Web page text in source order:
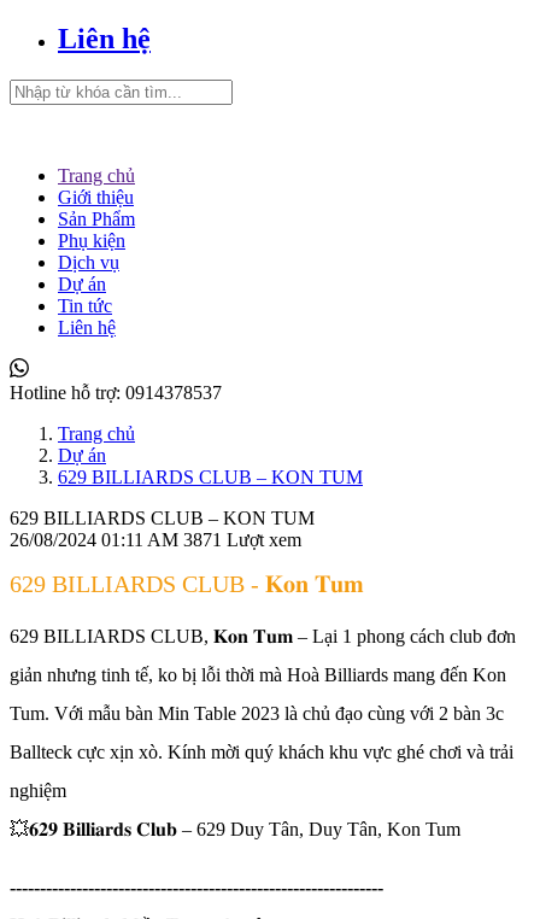
Liên hệ
Trang chủ
Giới thiệu
Sản Phẩm
Phụ kiện
Dịch vụ
Dự án
Tin tức
Liên hệ
Hotline hỗ trợ: 0914378537
Trang chủ
Dự án
629 BILLIARDS CLUB – KON TUM
629 BILLIARDS CLUB – KON TUM
26/08/2024 01:11 AM 3871 Lượt xem
629 BILLIARDS CLUB - 𝐊𝐨𝐧 𝐓𝐮𝐦
629 BILLIARDS CLUB, 𝐊𝐨𝐧 𝐓𝐮𝐦 – Lại 1 phong cách club đơn
giản nhưng tinh tế, ko bị lỗi thời mà Hoà Billiards mang đến Kon
Tum. Với mẫu bàn Min Table 2023 là chủ đạo cùng với 2 bàn 3c
Ballteck cực xịn xò. Kính mời quý khách khu vực ghé chơi và trải
nghiệm
💥𝟔𝟐𝟗 𝐁𝐢𝐥𝐥𝐢𝐚𝐫𝐝𝐬 𝐂𝐥𝐮𝐛 – 629 Duy Tân, Duy Tân, Kon Tum
--------------------------------------------------------------